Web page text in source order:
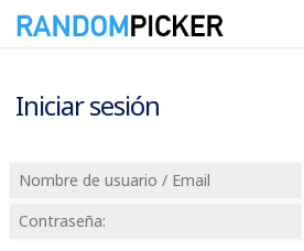
Iniciar sesión